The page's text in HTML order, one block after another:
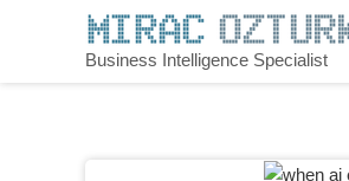
Business Intelligence Specialist